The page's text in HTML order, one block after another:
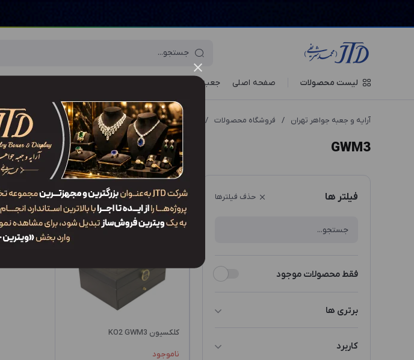
لیست محصولات صفحه اصلی جعبه‌ ها
آرایه و جعبه جواهر تهران / فروشگاه محصولات / انواع مدل محصولات /
GWM3
GWM3
فیلتر ها حذف فیلترها
فقط محصولات موجود
برتری ها
کاربرد
ترتیب نمایش: جدیدترین محبوب‌ترین
کلکسیون KO2 GWM3
ناموجود